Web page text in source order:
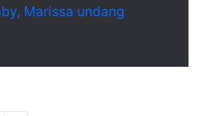
Marissa undang